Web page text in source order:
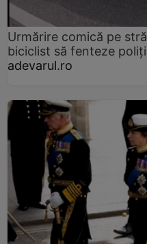
Urmărire comică pe
biciclist să fenteze
adevarul.ro